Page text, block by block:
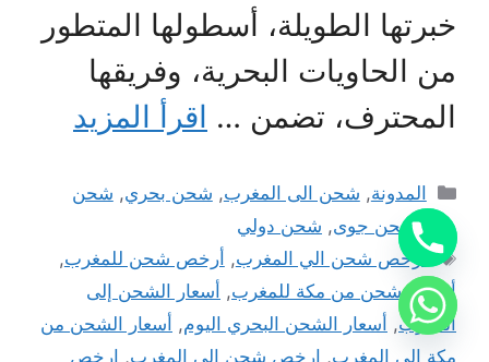
خبرتها الطويلة، أسطولها المتطور
من الحاويات البحرية، وفريقها
المحترف، تضمن … اقرأ المزيد
التصنيفات
المدونة, شحن الى المغرب, شحن بحري, شحن
بري
,شحن جوى, شحن دولي
الوسوم
أرخص شحن الي المغرب, أرخص شحن للمغرب,
أرخص شحن من مكة للمغرب, أسعار الشحن إلى
المغرب, أسعار الشحن البحري اليوم, أسعار الشحن من
مكة الى المغرب, ارخص شحن الى المغرب, ارخص